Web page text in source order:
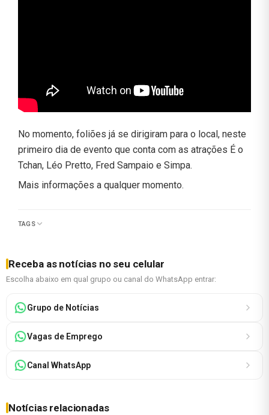
No momento, foliões já se dirigiram para o local, neste
primeiro dia de evento que conta com as atrações É o
Tchan, Léo Pretto, Fred Sampaio e Simpa.
Mais informações a qualquer momento.
TAGS
Receba as notícias no seu celular
Escolha abaixo em qual grupo ou canal do WhatsApp entrar:
Grupo de Notícias
Vagas de Emprego
Canal WhatsApp
Notícias relacionadas